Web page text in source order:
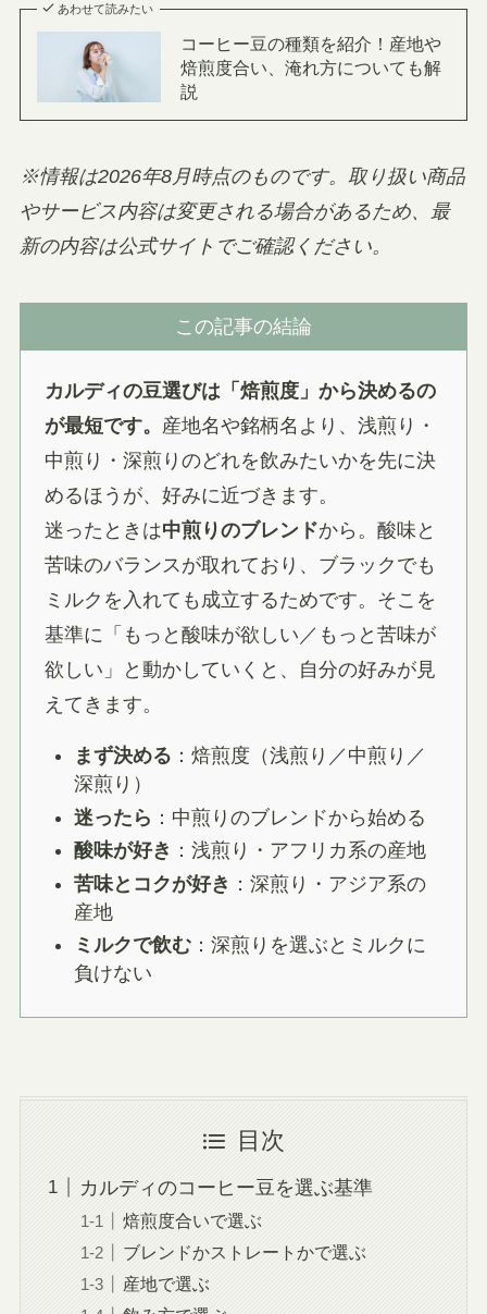
あわせて読みたい
コーヒー豆の種類を紹介！産地や
焙煎度合い、淹れ方についても解
説
※情報は2026年8月時点のものです。取り扱い商品
やサービス内容は変更される場合があるため、最
新の内容は公式サイトでご確認ください。
この記事の結論
カルディの豆選びは「焙煎度」から決めるの
が最短です。 産地名や銘柄名より、浅煎り・
中煎り・深煎りのどれを飲みたいかを先に決
めるほうが、好みに近づきます。
迷ったときは中煎りのブレンドから。酸味と
苦味のバランスが取れており、ブラックでも
ミルクを入れても成立するためです。そこを
基準に「もっと酸味が欲しい／もっと苦味が
欲しい」と動かしていくと、自分の好みが見
えてきます。
まず決める ：焙煎度（浅煎り／中煎り／
深煎り）
迷ったら ：中煎りのブレンドから始める
酸味が好き ：浅煎り・アフリカ系の産地
苦味とコクが好き ：深煎り・アジア系の
産地
ミルクで飲む ：深煎りを選ぶとミルクに
負けない
目次
カルディのコーヒー豆を選ぶ基準
焙煎度合いで選ぶ
ブレンドかストレートかで選ぶ
産地で選ぶ